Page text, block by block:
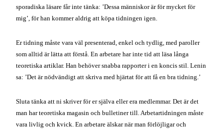
sporadiska läsare får inte tänka: ’Dessa människor är för mycket för
mig’, för han kommer aldrig att köpa tidningen igen.
Er tidning måste vara väl presenterad, enkel och tydlig, med paroller
som alltid är lätta att förstå. En arbetare har inte tid att läsa långa
teoretiska artiklar. Han behöver snabba rapporter i en koncis stil. Lenin
sa: ’Det är nödvändigt att skriva med hjärtat för att få en bra tidning.’
Sluta tänka att ni skriver för er själva eller era medlemmar. Det är det
man har teoretiska magasin och bulletiner till. Arbetartidningen måste
vara livlig och kvick. En arbetare älskar när man förlöjligar och